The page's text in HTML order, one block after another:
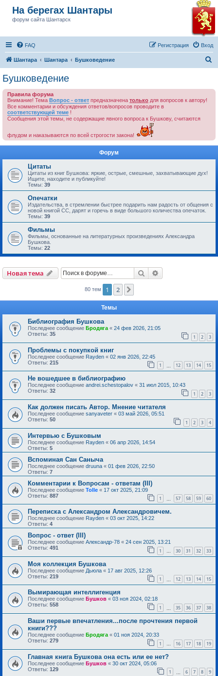
На берегах Шантары
форум сайта Шантарск
FAQ Вход
Регистрация
Шантара Шантара Бушковедение
Бушковедение
Правила форума
Внимание! Тема Вопрос - ответ предназначена только для вопросов к автору!
Все комментарии и обсуждения ответов/вопросов проводите в
соответствующей теме !
Сообщения этой темы, не содержащие явного вопроса к Бушкову, считаются
флудом и наказываются по всей строгости закона!
Форум
Цитаты
Цитаты из книг Бушкова: яркие, острые, смешные, захватывающие дух!
Ищите, находите и публикуйте!
Темы: 39
Опечатки
Издательства, в стремлении быстрее подарить нам радость от общения с
новой книгой СС, дарят и горечь в виде большого количества опечаток.
Темы: 39
Фильмы
Фильмы, основанные на литературных произведениях Александра
Бушкова.
Темы: 22
Новая тема Поиск
80 тем 1 2
Темы
Библиография Бушкова
Последнее сообщение Бродяга « 24 фев 2026, 21:05
Ответы: 35 1 2 3
Проблемы с покупкой книг
Последнее сообщение Rayden « 02 янв 2026, 22:45
Ответы: 215 1 12 13 14 15
Не вошедшее в библиографию
Последнее сообщение andrei.schestopalov « 31 июл 2015, 10:43
Ответы: 32 1 2 3
Как должен писать Автор. Мнение читателя
Последнее сообщение sanyaveter « 03 май 2026, 05:51
Ответы: 50 1 2 3 4
Интервью с Бушковым
Последнее сообщение Rayden « 06 апр 2026, 14:54
Ответы: 5
Вспоминая Сан Саныча
Последнее сообщение druuna « 01 фев 2026, 22:50
Ответы: 7
Комментарии к Вопросам - ответам (III)
Последнее сообщение Tolle « 17 окт 2025, 21:09
Ответы: 887 1 57 58 59 60
Переписка с Александром Александровичем.
Последнее сообщение Rayden « 03 окт 2025, 14:22
Ответы: 4
Вопрос - ответ (III)
Последнее сообщение Александр-78 « 24 сен 2025, 13:21
Ответы: 491 1 … 30 31 32 33
Моя коллекция Бушкова
Последнее сообщение Дьюла « 17 авг 2025, 12:26
Ответы: 219 1 12 13 14 15
Вымирающая интеллигенция
Последнее сообщение Бушков « 03 ноя 2024, 02:18
Ответы: 558 1 35 36 37 38
Ваши первые впечатления...после прочтения первой
книги???
Последнее сообщение Бродяга « 01 ноя 2024, 20:33
Ответы: 279 1 … 16 17 18 19
Главная книга Бушкова она есть или ее нет?
Последнее сообщение Бушков « 30 окт 2024, 05:06
Ответы: 129 1 6 7 8 9